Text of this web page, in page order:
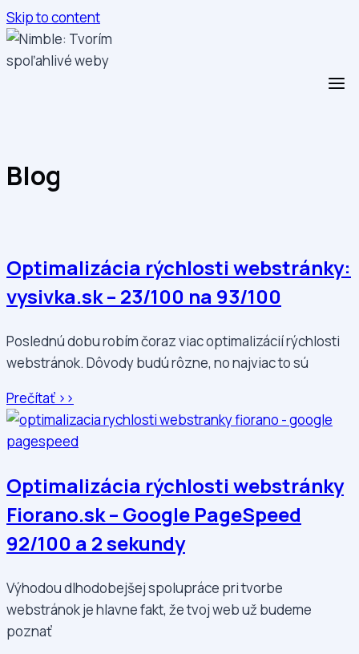
Skip to content
Blog
Optimalizácia rýchlosti webstránky:
vysivka.sk – 23/100 na 93/100
Poslednú dobu robím čoraz viac optimalizácií rýchlosti
webstránok. Dôvody budú rôzne, no najviac to sú
Prečítať >>
Optimalizácia rýchlosti webstránky
Fiorano.sk – Google PageSpeed
92/100 a 2 sekundy
Výhodou dlhodobejšej spolupráce pri tvorbe
webstránok je hlavne fakt, že tvoj web už budeme
poznať